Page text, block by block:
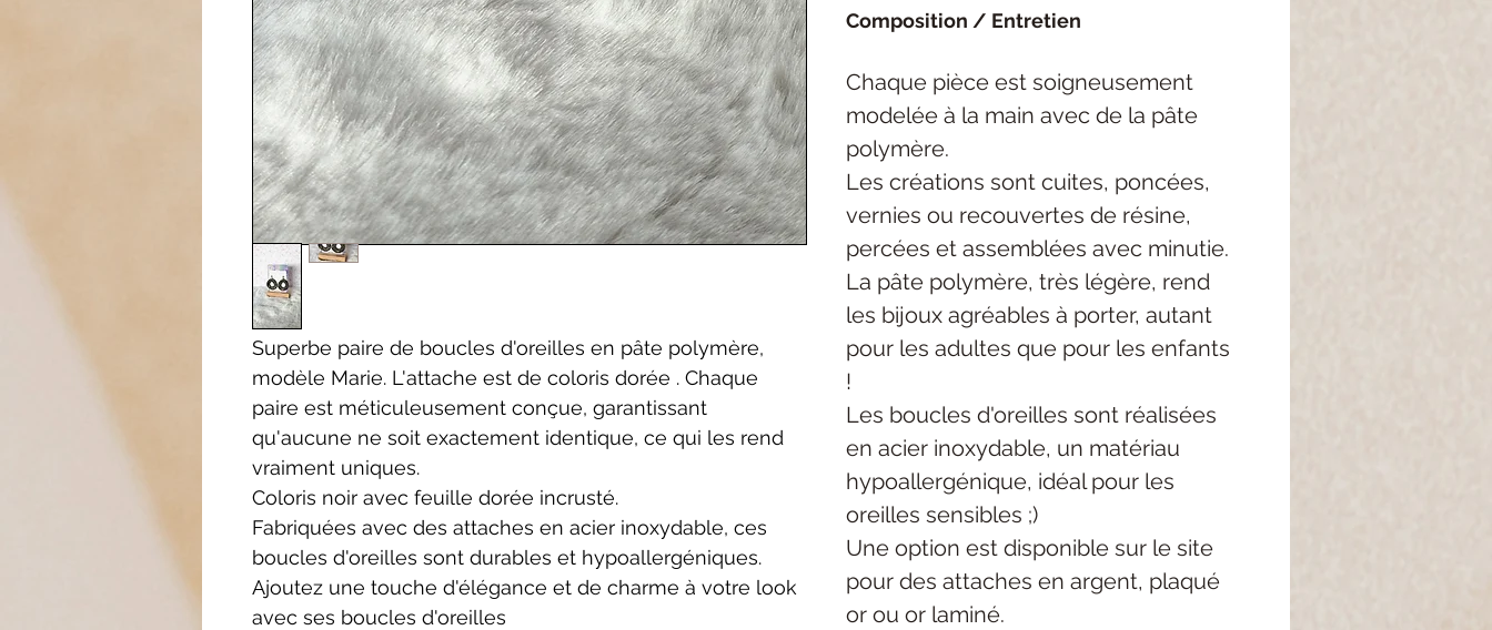
Superbe paire de boucles d'oreilles en pâte polymère,
modèle Marie. L'attache est de coloris dorée . Chaque
paire est méticuleusement conçue, garantissant
qu'aucune ne soit exactement identique, ce qui les rend
vraiment uniques.
Coloris noir avec feuille dorée incrusté.
Fabriquées avec des attaches en acier inoxydable, ces
boucles d'oreilles sont durables et hypoallergéniques.
Ajoutez une touche d'élégance et de charme à votre look
avec ses boucles d'oreilles
Composition / Entretien
Chaque pièce est soigneusement
modelée à la main avec de la pâte
polymère.
Les créations sont cuites, poncées,
vernies ou recouvertes de résine,
percées et assemblées avec minutie.
La pâte polymère, très légère, rend
les bijoux agréables à porter, autant
pour les adultes que pour les enfants
!
Les boucles d'oreilles sont réalisées
en acier inoxydable, un matériau
hypoallergénique, idéal pour les
oreilles sensibles ;)
Une option est disponible sur le site
pour des attaches en argent, plaqué
or ou or laminé.